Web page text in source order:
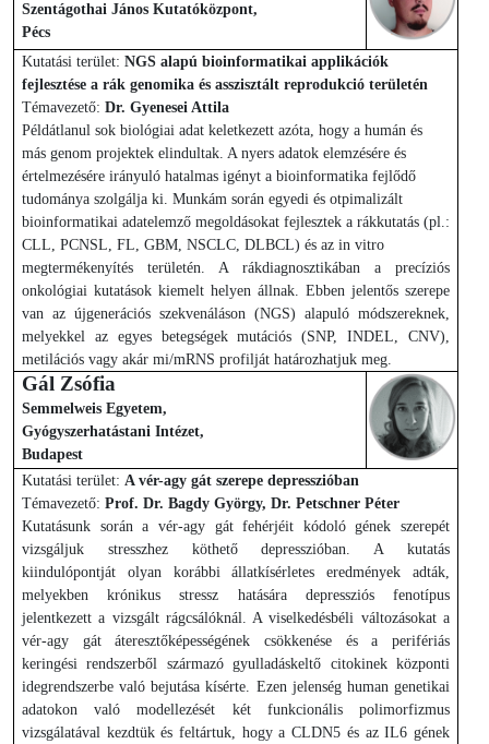
Szentágothai János Kutatóközpont,
Pécs
Kutatási terület: NGS alapú bioinformatikai applikációk
fejlesztése a rák genomika és asszisztált reprodukció területén
Témavezető: Dr. Gyenesei Attila
Példátlanul sok biológiai adat keletkezett azóta, hogy a humán és
más genom projektek elindultak. A nyers adatok elemzésére és
értelmezésére irányuló hatalmas igényt a bioinformatika fejlődő
tudománya szolgálja ki. Munkám során egyedi és otpimalizált
bioinformatikai adatelemző megoldásokat fejlesztek a rákkutatás (pl.:
CLL, PCNSL, FL, GBM, NSCLC, DLBCL) és az in vitro
megtermékenyítés területén. A rákdiagnosztikában a precíziós
onkológiai kutatások kiemelt helyen állnak. Ebben jelentős szerepe
van az újgenerációs szekvenáláson (NGS) alapuló módszereknek,
melyekkel az egyes betegségek mutációs (SNP, INDEL, CNV),
metilációs vagy akár mi/mRNS profilját határozhatjuk meg.
Gál Zsófia
Semmelweis Egyetem,
Gyógyszerhatástani Intézet,
Budapest
Kutatási terület: A vér-agy gát szerepe depresszióban
Témavezető: Prof. Dr. Bagdy György, Dr. Petschner Péter
Kutatásunk során a vér-agy gát fehérjéit kódoló gének szerepét
vizsgáljuk stresszhez köthető depresszióban. A kutatás
kiindulópontját olyan korábbi állatkísérletes eredmények adták,
melyekben krónikus stressz hatására depressziós fenotípus
jelentkezett a vizsgált rágcsálóknál. A viselkedésbéli változásokat a
vér-agy gát áteresztőképességének csökkenése és a perifériás
keringési rendszerből származó gyulladáskeltő citokinek központi
idegrendszerbe való bejutása kísérte. Ezen jelenség human genetikai
adatokon való modellezését két funkcionális polimorfizmus
vizsgálatával kezdtük és feltártuk, hogy a CLDN5 és az IL6 gének